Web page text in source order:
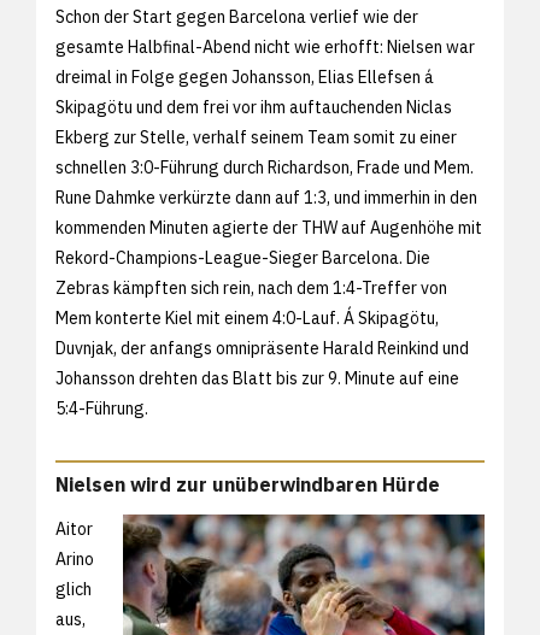
Schon der Start gegen Barcelona verlief wie der
gesamte Halbfinal-Abend nicht wie erhofft: Nielsen war
dreimal in Folge gegen Johansson, Elias Ellefsen á
Skipagötu und dem frei vor ihm auftauchenden Niclas
Ekberg zur Stelle, verhalf seinem Team somit zu einer
schnellen 3:0-Führung durch Richardson, Frade und Mem.
Rune Dahmke verkürzte dann auf 1:3, und immerhin in den
kommenden Minuten agierte der THW auf Augenhöhe mit
Rekord-Champions-League-Sieger Barcelona. Die
Zebras kämpften sich rein, nach dem 1:4-Treffer von
Mem konterte Kiel mit einem 4:0-Lauf. Á Skipagötu,
Duvnjak, der anfangs omnipräsente Harald Reinkind und
Johansson drehten das Blatt bis zur 9. Minute auf eine
5:4-Führung.
Nielsen wird zur unüberwindbaren Hürde
Aitor
Arino
glich
aus,